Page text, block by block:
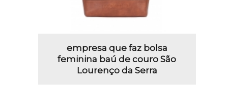
empresa que faz bolsa
feminina baú de couro São
Lourenço da Serra